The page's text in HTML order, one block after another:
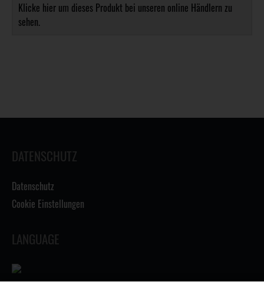
Klicke hier um dieses Produkt bei unseren online Händlern zu
sehen.
DATENSCHUTZ
Datenschutz
Cookie Einstellungen
LANGUAGE